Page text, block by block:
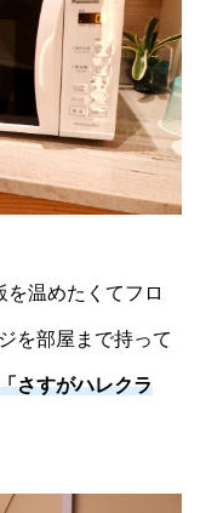
温めたくてフロ
を部屋まで持って
さすがハレクラ